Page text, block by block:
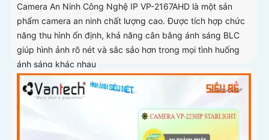
Camera An Ninh Công Nghệ IP VP-2167AHD là một sản
phẩm camera an ninh chất lượng cao. Được tích hợp chức
năng thu hình ổn định, khả năng cân bằng ánh sáng BLC
giúp hình ảnh rõ nét và sắc sảo hơn trong mọi tình huống
ánh sáng khác nhau